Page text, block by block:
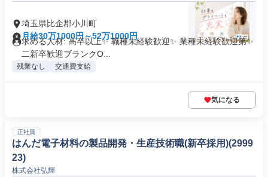
埼玉県比企郡小川町
月給30万1000円～52万1000円
求める人材: 高卒以上✨ 職種未経験歓迎✨ 業種未経験歓迎第✨
二新卒歓迎ブランクO...
残業なし 交通費支給
気になる
正社員
はんだ電子材料の製品開発・生産技術職(新卒採用)(2999
23)
株式会社弘輝